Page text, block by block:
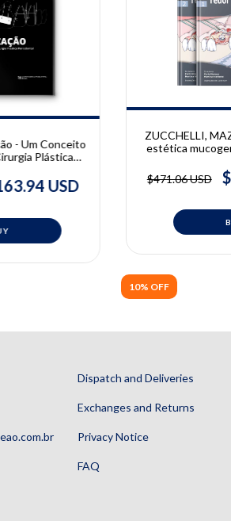
- Um Conceito
Plástica
USD
10% OFF
ZUCCHELLI,
estética
&
$471.06 USD
Dispatch and Deliveries
Exchanges and Returns
Privacy Notice
FAQ